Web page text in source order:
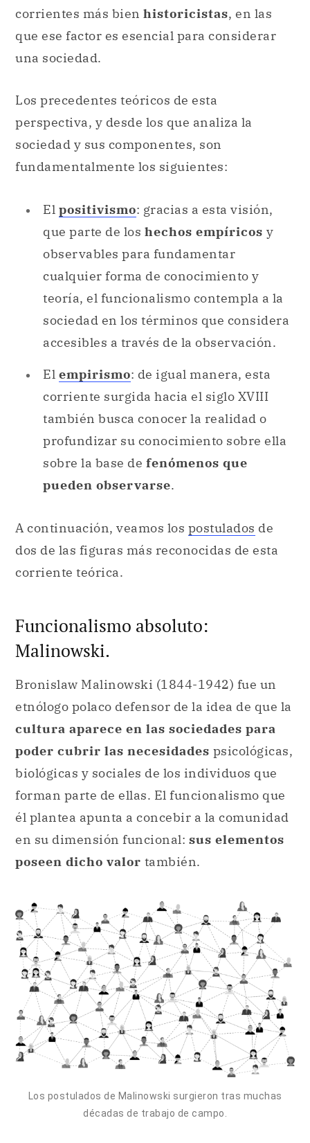
corrientes más bien historicistas, en las
que ese factor es esencial para considerar
una sociedad.
Los precedentes teóricos de esta
perspectiva, y desde los que analiza la
sociedad y sus componentes, son
fundamentalmente los siguientes:
El positivismo: gracias a esta visión,
que parte de los hechos empíricos y
observables para fundamentar
cualquier forma de conocimiento y
teoría, el funcionalismo contempla a la
sociedad en los términos que considera
accesibles a través de la observación.
El empirismo: de igual manera, esta
corriente surgida hacia el siglo XVIII
también busca conocer la realidad o
profundizar su conocimiento sobre ella
sobre la base de fenómenos que
pueden observarse.
A continuación, veamos los postulados de
dos de las figuras más reconocidas de esta
corriente teórica.
Funcionalismo absoluto:
Malinowski.
Bronislaw Malinowski (1844-1942) fue un
etnólogo polaco defensor de la idea de que la
cultura aparece en las sociedades para
poder cubrir las necesidades psicológicas,
biológicas y sociales de los individuos que
forman parte de ellas. El funcionalismo que
él plantea apunta a concebir a la comunidad
en su dimensión funcional: sus elementos
poseen dicho valor también.
Los postulados de Malinowski surgieron tras muchas
décadas de trabajo de campo.